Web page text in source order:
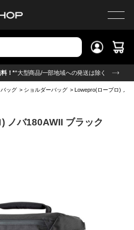
！**大型商品/一部地域への発送は除く
バッグ > ショルダーバッグ >Lowepro(ロープロ) ノ
ノバ180AWII ブラック